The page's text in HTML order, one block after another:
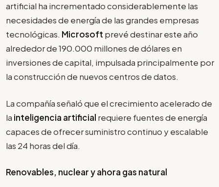
artificial ha incrementado considerablemente las
necesidades de energía de las grandes empresas
tecnológicas. Microsoft prevé destinar este año
alrededor de 190.000 millones de dólares en
inversiones de capital, impulsada principalmente por
la construcción de nuevos centros de datos.
La compañía señaló que el crecimiento acelerado de
la inteligencia artificial requiere fuentes de energía
capaces de ofrecer suministro continuo y escalable
las 24 horas del día.
Renovables, nuclear y ahora gas natural